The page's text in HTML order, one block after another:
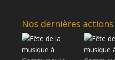
Nos dernières actions